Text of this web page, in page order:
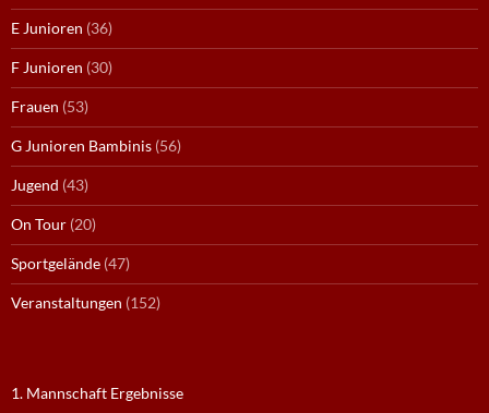
E Junioren (36)
F Junioren (30)
Frauen (53)
G Junioren Bambinis (56)
Jugend (43)
On Tour (20)
Sportgelände (47)
Veranstaltungen (152)
1. Mannschaft Ergebnisse